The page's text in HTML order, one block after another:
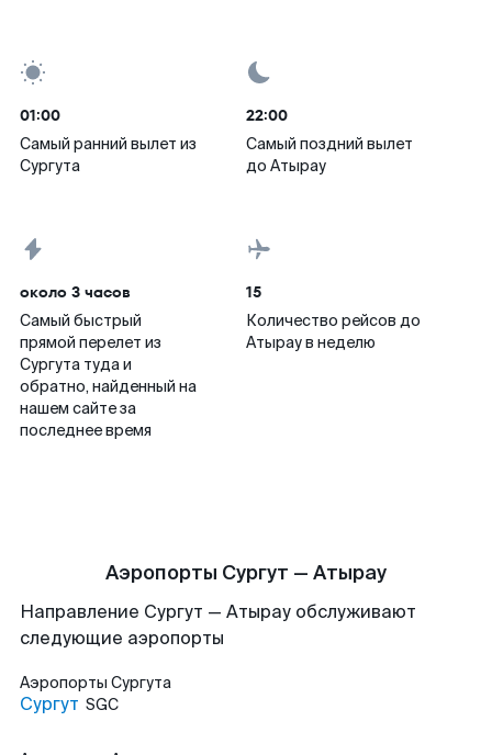
01:00
Самый ранний вылет из
Сургута
22:00
Самый поздний вылет
до Атырау
около 3 часов
Самый быстрый
прямой перелет из
Сургута туда и
обратно, найденный на
нашем сайте за
последнее время
15
Количество рейсов до
Атырау в неделю
Аэропорты Сургут — Атырау
Направление Сургут — Атырау обслуживают
следующие аэропорты
Аэропорты Сургута
Сургут SGC